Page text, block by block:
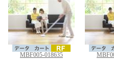
MBF005-018635